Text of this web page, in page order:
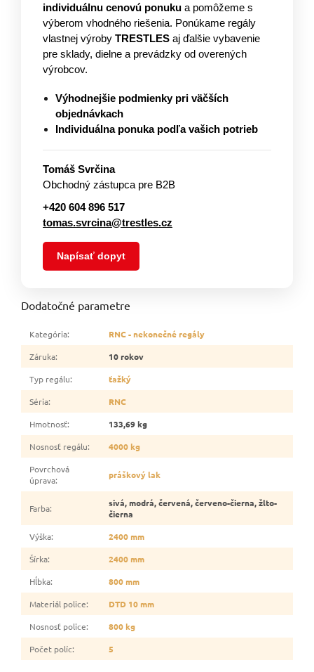
individuálnu cenovú ponuku a pomôžeme s
výberom vhodného riešenia. Ponúkame regály
vlastnej výroby TRESTLES aj ďalšie vybavenie
pre sklady, dielne a prevádzky od overených
výrobcov.
Výhodnejšie podmienky pri väčších
objednávkach
Individuálna ponuka podľa vašich potrieb
Tomáš Svrčina
Obchodný zástupca pre B2B
+420 604 896 517
tomas.svrcina@trestles.cz
Napísať dopyt
Dodatočné parametre
Kategória:
RNC - nekonečné regály
Záruka:
10 rokov
Typ regálu:
ťažký
Séria:
RNC
Hmotnosť:
133,69 kg
Nosnosť regálu:
4000 kg
Povrchová
úprava: práškový lak
Farba:
sivá, modrá, červená, červeno-čierna, žlto-
čierna
Výška:
2400 mm
Šírka:
2400 mm
Hĺbka:
800 mm
Materiál police:
DTD 10 mm
Nosnosť police:
800 kg
Počet políc: 5